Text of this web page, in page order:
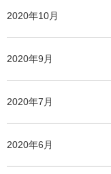
2020年10月
2020年9月
2020年7月
2020年6月